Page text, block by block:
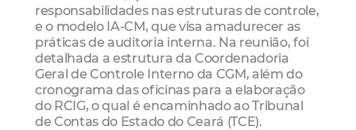
responsabilidades nas estruturas de controle,
e o modelo IA-CM, que visa amadurecer as
práticas de auditoria interna. Na reunião, foi
detalhada a estrutura da Coordenadoria
Geral de Controle Interno da CGM, além do
cronograma das oficinas para a elaboração
do RCIG, o qual é encaminhado ao Tribunal
de Contas do Estado do Ceará (TCE).